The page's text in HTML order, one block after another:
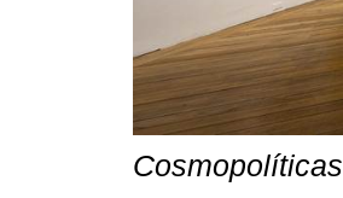
Cosmopolíticas